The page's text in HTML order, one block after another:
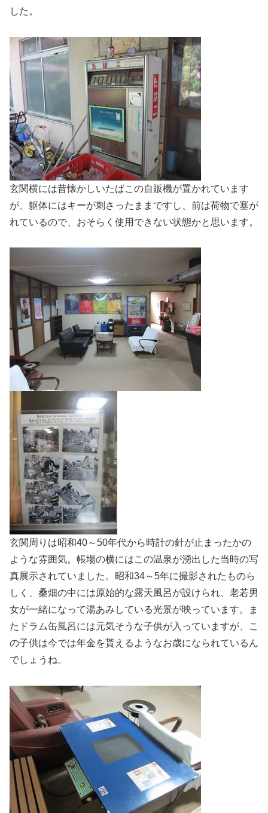
した。
玄関横には昔懐かしいたばこの自販機が置かれています
が、躯体にはキーが刺さったままですし、前は荷物で塞が
れているので、おそらく使用できない状態かと思います。
玄関周りは昭和40～50年代から時計の針が止まったかの
ような雰囲気。帳場の横にはこの温泉が湧出した当時の写
真展示されていました。昭和34～5年に撮影されたものら
しく、桑畑の中には原始的な露天風呂が設けられ、老若男
女が一緒になって湯あみしている光景が映っています。ま
たドラム缶風呂には元気そうな子供が入っていますが、こ
の子供は今では年金を貰えるようなお歳になられているん
でしょうね。